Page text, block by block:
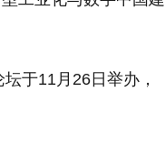
于11月26日举办，